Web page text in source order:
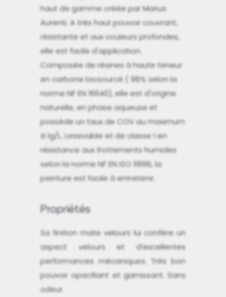
haut de gamme créée par Marius
Aurenti. A très haut pouvoir couvrant,
résistante et aux couleurs profondes,
elle est facile d'application.
Composée de résines à haute teneur
en carbone biosourcé ( 98% selon la
norme NF EN 16640), elle est d'origine
naturelle, en phase aqueuse et
possède un taux de COV au maximum
à 1g/L. Lessivable et de classe 1 en
résistance aux frottements humides
selon la norme NF EN ISO 11998, la
peinture est facile à entretenir.
Propriétés
Sa finition mate velours lui confère un
aspect velours et d’excellentes
performances mécaniques. Très bon
pouvoir opacifiant et garnissant. Sans
odeur.